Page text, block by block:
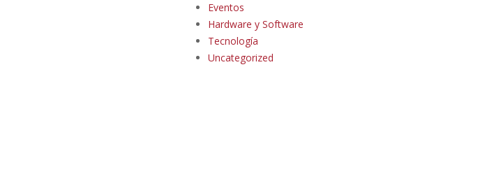
Eventos
Hardware y Software
Tecnología
Uncategorized